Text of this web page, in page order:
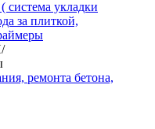
укладки
за плиткой,
/
ремонта бетона,